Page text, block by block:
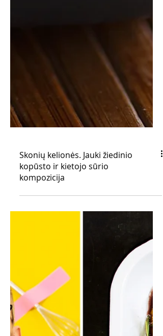
Skonių kelionės. Jauki žiedinio
kopūsto ir kietojo sūrio
kompozicija